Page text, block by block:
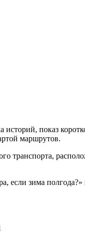
показ
маршрутов.
транспорта,
если зима